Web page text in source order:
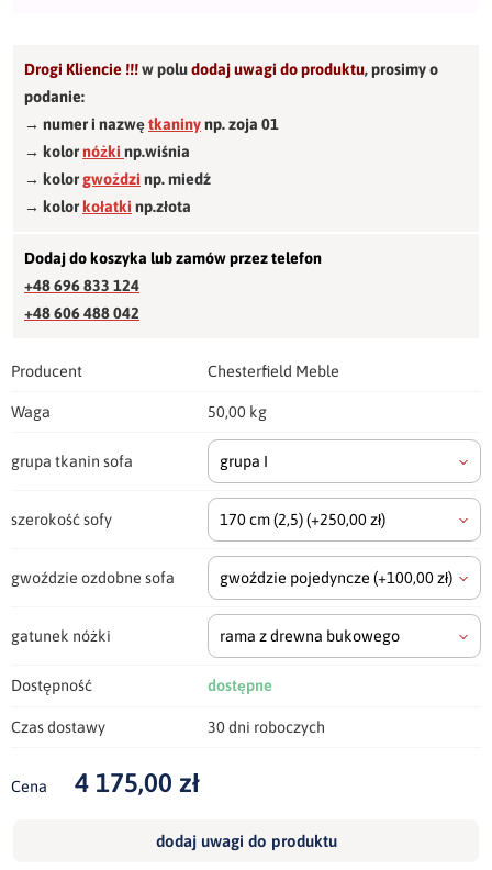
Drogi Kliencie !!!w poludodaj uwagi do produktu,prosimy o
podanie:
→ numer i nazwętkaninynp. zoja 01
→ kolornóżki np.wiśnia
→ kolorgwożdzi np. miedź
→ kolorkołatki np.złota
Dodaj do koszyka lub zamów przez telefon
+48 696 833 124
+48 606 488 042
Producent Chesterfield Meble
Waga 50,00 kg
grupa tkanin sofa grupa I
szerokość sofy 170 cm(2,5)(+250,00 zł)
gwoździe ozdobne sofa gwoździe pojedyncze (+100,00 zł)
gatunek nóżki rama z drewna bukowego
Dostępność dostępne
Czas dostawy 30 dni roboczych
Cena 4 175,00 zł
dodaj uwagi do produktu